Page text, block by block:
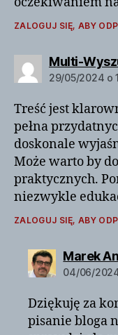
ZALOGUJ SIĘ, ABY
Multi-
29/05/2024 o
Treść jest
pełna
doskonale
Może warto by
praktycznych.
niezwykle
ZALOGUJ SIĘ, ABY
Marek
04/06/
Dziękuję za
pisanie bloga